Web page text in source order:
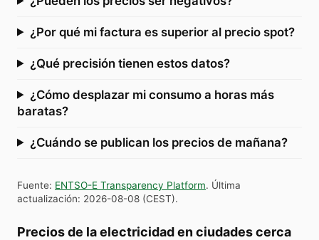
¿Por qué mi factura es superior al precio spot?
¿Qué precisión tienen estos datos?
¿Cómo desplazar mi consumo a horas más
baratas?
¿Cuándo se publican los precios de mañana?
Fuente: ENTSO-E Transparency Platform. Última
actualización: 2026-08-08 (CEST).
Precios de la electricidad en ciudades cerca